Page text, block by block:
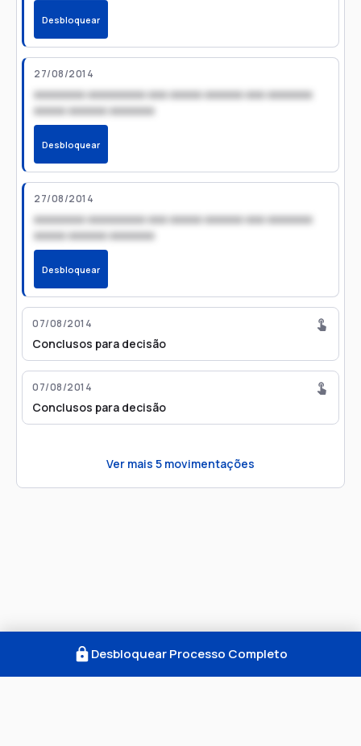
Desbloquear
27/08/2014
xxxxxxxx xxxxxxxxx xxx xxxxx xxxxxx xxx xxxxxxx
xxxxx xxxxxx xxxxxxx
Desbloquear
27/08/2014
xxxxxxxx xxxxxxxxx xxx xxxxx xxxxxx xxx xxxxxxx
xxxxx xxxxxx xxxxxxx
Desbloquear
07/08/2014
Conclusos para decisão
07/08/2014
Conclusos para decisão
Ver mais 5 movimentações
Desbloquear Processo Completo